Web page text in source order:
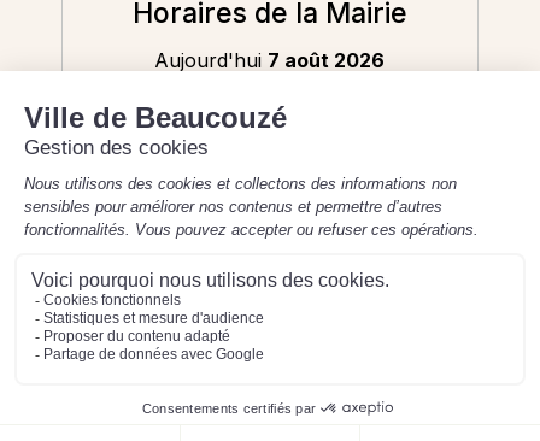
Horaires de la Mairie
Aujourd'hui 7 août 2026